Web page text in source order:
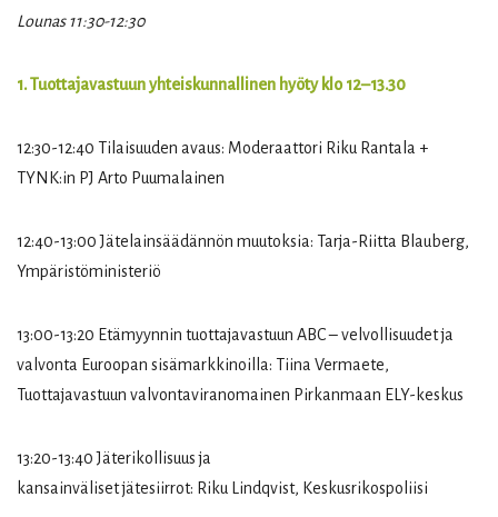
Lounas 11:30-12:30
1. Tuottajavastuun yhteiskunnallinen hyöty klo 12–13.30
12:30-12:40 Tilaisuuden avaus: Moderaattori Riku Rantala +
TYNK:in PJ Arto Puumalainen
12:40-13:00 Jätelainsäädännön muutoksia: Tarja-Riitta Blauberg,
Ympäristöministeriö
13:00-13:20 Etämyynnin tuottajavastuun ABC – velvollisuudet ja
valvonta Euroopan sisämarkkinoilla: Tiina Vermaete,
Tuottajavastuun valvontaviranomainen Pirkanmaan ELY-keskus
13:20-13:40 Jäterikollisuus ja
kansainväliset jätesiirrot: Riku Lindqvist, Keskusrikospoliisi